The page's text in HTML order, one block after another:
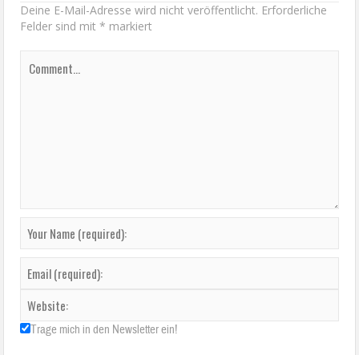
Deine E-Mail-Adresse wird nicht veröffentlicht. Erforderliche
Felder sind mit* markiert
Trage mich in den Newsletter ein!